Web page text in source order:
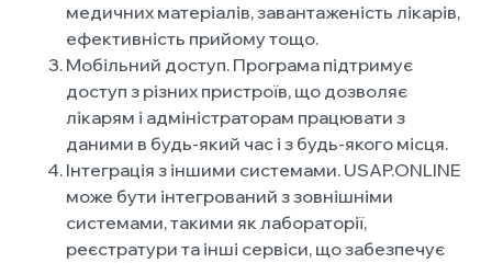
медичних матеріалів, завантаженість лікарів,
ефективність прийому тощо.
Мобільний доступ. Програма підтримує
доступ з різних пристроїв, що дозволяє
лікарям і адміністраторам працювати з
даними в будь-який час і з будь-якого місця.
Інтеграція з іншими системами. USAP.ONLINE
може бути інтегрований з зовнішніми
системами, такими як лабораторії,
реєстратури та інші сервіси, що забезпечує